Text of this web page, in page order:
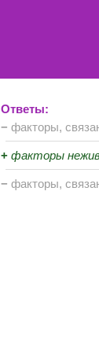
Ответы:
− факторы,
+ факторы
− факторы,